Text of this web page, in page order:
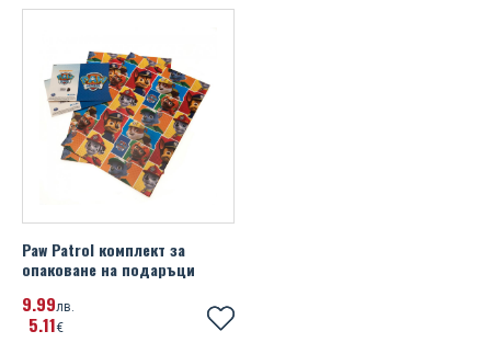
Paw Patrol комплект за
опаковане на подаръци
9 99лв.
5 11€